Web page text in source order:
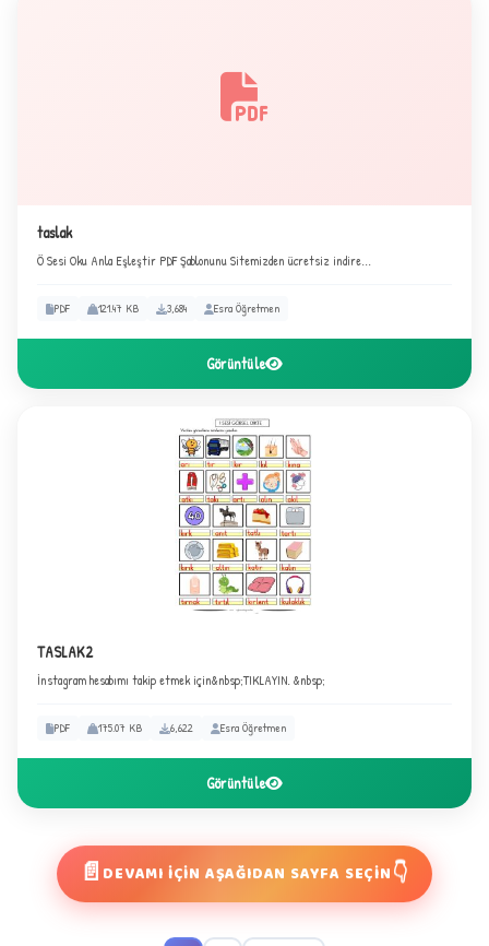
taslak
Ö Sesi Oku Anla Eşleştir PDF Şablonunu Sitemizden ücretsiz indire...
PDF 121.47 KB 3,684 Esra Öğretmen
Görüntüle
TASLAK2
İnstagram hesabımı takip etmek için&nbsp;TIKLAYIN. &nbsp;
PDF 175.07 KB 6,622 Esra Öğretmen
Görüntüle
📄DEVAMI İÇİN AŞAĞIDAN SAYFA SEÇİN👇